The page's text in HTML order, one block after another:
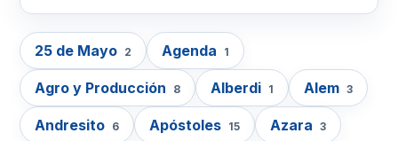
25 de Mayo 2 Agenda 1
Agro y Producción 8 Alberdi 1 Alem 3
Andresito 6 Apóstoles 15 Azara 3